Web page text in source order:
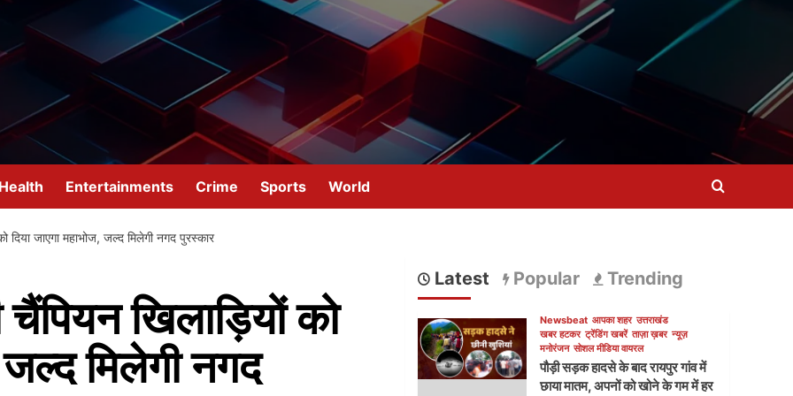
Health Entertainments Crime Sports World
दिया जाएगा महाभोज, जल्‍द मिलेगी नगद पुरस्‍कार
खिलाड़ियों को
जल्‍द मिलेगी नगद
Latest Popular Trending
Newsbeat आपका शहर उत्तराखंड
खबर हटकर ट्रेंडिंग खबरें ताज़ा ख़बर न्यूज़
मनोरंजन सोशल मीडिया वायरल
पौड़ी सड़क हादसे के बाद रायपुर गांव में
छाया मातम, अपनों को खोने के गम में हर